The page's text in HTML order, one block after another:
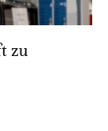
zu